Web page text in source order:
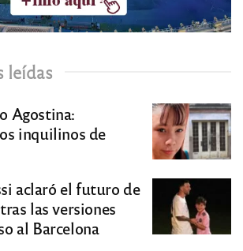
leídas
Agostina:
inquilinos de
aclaró el futuro de
las versiones
al Barcelona